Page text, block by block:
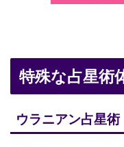
特殊な占星術
ウラニアン占星術